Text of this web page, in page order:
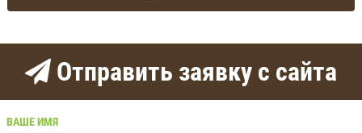
Отправить заявку с сайта
ВАШЕ ИМЯ